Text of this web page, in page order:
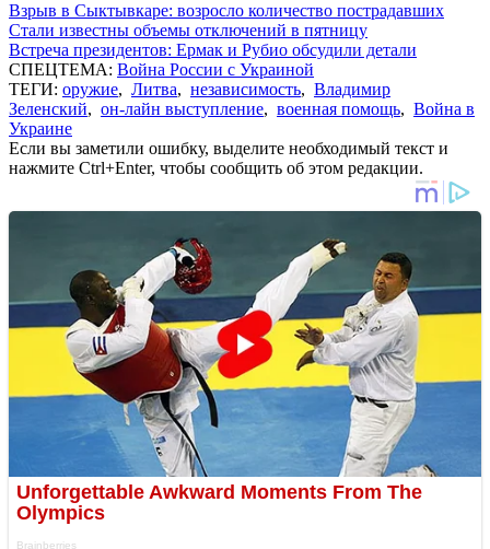
Взрыв в Сыктывкаре: возросло количество пострадавших
Стали известны объемы отключений в пятницу
Встреча президентов: Ермак и Рубио обсудили детали
СПЕЦТЕМА: Война России с Украиной
ТЕГИ: оружие, Литва, независимость, Владимир
Зеленский, он-лайн выступление, военная помощь, Война в
Украине
Если вы заметили ошибку, выделите необходимый текст и
нажмите Ctrl+Enter, чтобы сообщить об этом редакции.